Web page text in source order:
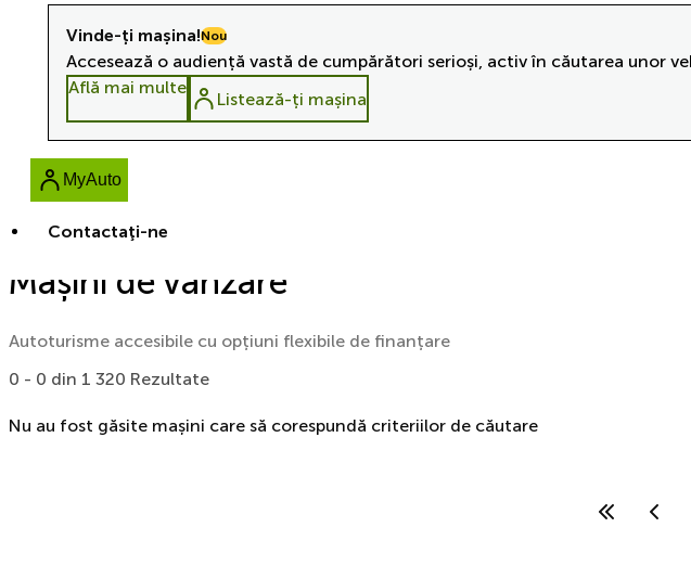
Contactaţi-ne
Vinde-ți mașina!Nou
Accesează o audiență vastă de cumpărători serioși, activ în căutarea unor
Află mai multe
Listează-ți mașina
MyAuto
Mașini de vânzare
Autoturisme accesibile cu opțiuni flexibile de finanțare
0 - 0 din 1 320 Rezultate
Nu au fost găsite mașini care să corespundă criteriilor de căutare